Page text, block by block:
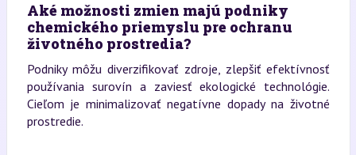
Aké možnosti zmien majú podniky
chemického priemyslu pre ochranu
životného prostredia?
Podniky môžu diverzifikovať zdroje, zlepšiť efektívnosť
používania surovín a zaviesť ekologické technológie.
Cieľom je minimalizovať negatívne dopady na životné
prostredie.